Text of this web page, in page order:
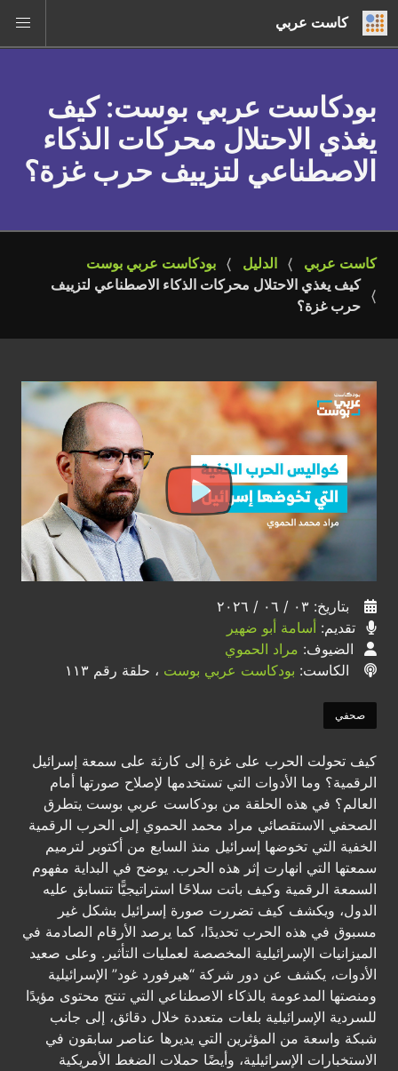
كاست عربي
بودكاست عربي بوست: كيف
يغذي الاحتلال محركات الذكاء
الاصطناعي لتزييف حرب غزة؟
كاست عربي الدليل
بودكاست عربي بوست
كيف يغذي الاحتلال محركات الذكاء الاصطناعي لتزييف
حرب غزة؟
بتاريخ: ٠٣ / ٠٦ / ٢٠٢٦
تقديم: أسامة أبو ضهير
الضيوف: مراد الحموي
الكاست: بودكاست عربي بوست ، حلقة رقم ١١٣
صحفي
كيف تحولت الحرب على غزة إلى كارثة على سمعة إسرائيل
الرقمية؟ وما الأدوات التي تستخدمها لإصلاح صورتها أمام
العالم؟ في هذه الحلقة من بودكاست عربي بوست يتطرق
الصحفي الاستقصائي مراد محمد الحموي إلى الحرب الرقمية
الخفية التي تخوضها إسرائيل منذ السابع من أكتوبر لترميم
سمعتها التي انهارت إثر هذه الحرب. يوضح في البداية مفهوم
السمعة الرقمية وكيف باتت سلاحًا استراتيجيًّا تتسابق عليه
الدول، ويكشف كيف تضررت صورة إسرائيل بشكل غير
مسبوق في هذه الحرب تحديدًا، كما يرصد الأرقام الصادمة في
الميزانيات الإسرائيلية المخصصة لعمليات التأثير. وعلى صعيد
الأدوات، يكشف عن دور شركة “هيرفورد غود” الإسرائيلية
ومنصتها المدعومة بالذكاء الاصطناعي التي تنتج محتوى مؤيدًا
للسردية الإسرائيلية بلغات متعددة خلال دقائق، إلى جانب
شبكة واسعة من المؤثرين التي يديرها عناصر سابقون في
الاستخبارات الإسرائيلية، وأيضًا حملات الضغط الأمريكية